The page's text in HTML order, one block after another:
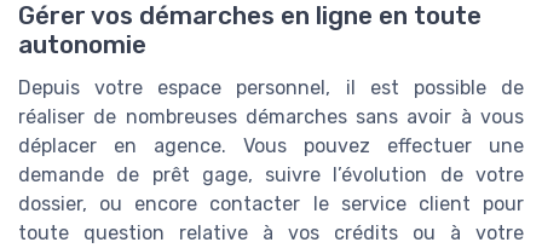
Gérer vos démarches en ligne en toute
autonomie
Depuis votre espace personnel, il est possible de
réaliser de nombreuses démarches sans avoir à vous
déplacer en agence. Vous pouvez effectuer une
demande de prêt gage, suivre l’évolution de votre
dossier, ou encore contacter le service client pour
toute question relative à vos crédits ou à votre